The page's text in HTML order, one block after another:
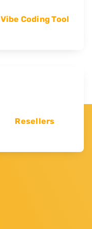
Vibe Coding Tool
Resellers